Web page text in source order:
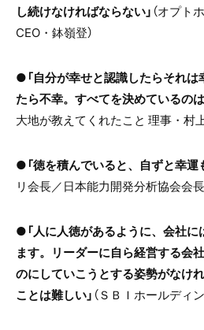
し続けなければならない」 （オプト
CEO・鉢嶺登）
●「自分が幸せと認識したらそれ
たら不幸。すべてを決めているのは
大地が教えてくれたこと 理事・村
●「徳を積んでいると、自ずと幸運
リ会長／日本能力開発分析協会会
●「人に人徳があるように、会社
ます。リーダーに自ら経営する会
のにしていこうとする姿勢がなけ
ことは難しい」 （ＳＢＩホールディ